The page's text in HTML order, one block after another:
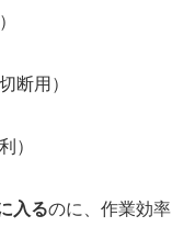
断用）
）
入るのに、作業効率